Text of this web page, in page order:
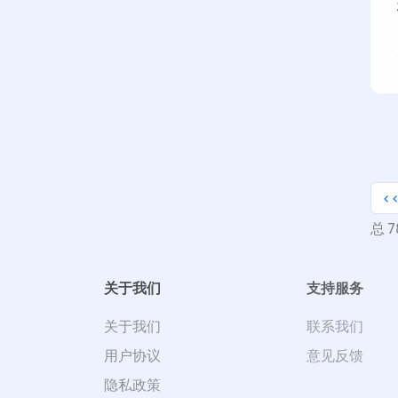
总
关于我们
关于我们
用户协议
隐私政策
支持服务
联系我们
意见反馈